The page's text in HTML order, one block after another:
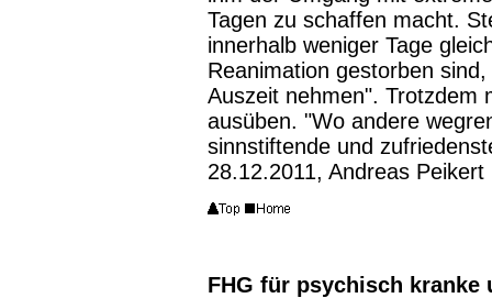
Tagen zu schaffen macht.
innerhalb weniger Tage
Reanimation gestorben
Auszeit nehmen". Trotzdem
ausüben. "Wo andere
sinnstiftende und
28.12.2011, Andreas Peikert
FHG für psychisch kranke